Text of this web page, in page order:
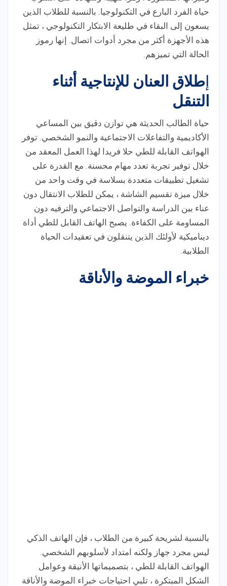
حياة الفرد البارع في التكنولوجيا. بالنسبة للطلاب الذين
يسعون إلى البقاء في طليعة الابتكار التكنولوجي ، تمثل
هذه الأجهزة أكثر من مجرد أدوات اتصال. إنها رموز
الحالة التي تميزهم.
إطلاق العنان للإنتاجية أثناء
التنقل
حياة الطالب الحديثة هي توازن دقيق بين المساعي
الأكاديمية والتفاعلات الاجتماعية والنمو الشخصي. توفر
الهواتف القابلة للطي حلا فريدا لهذا العمل المعقد من
خلال توفير تجربة تعدد مهام محسنة. مع القدرة على
تشغيل تطبيقات متعددة بسلاسة في وقت واحد من
خلال ميزة تقسيم الشاشة ، يمكن للطلاب الانتقال دون
عناء بين الدراسة والتواصل الاجتماعي والترفيه دون
المساومة على الكفاءة. يصبح الهاتف القابل للطي أداة
ديناميكية لأولئك الذين يتنقلون في تعقيدات الحياة
الطلابية.
خبراء الموضة والأناقة
بالنسبة لشريحة كبيرة من الطلاب ، فإن الهاتف الذكي
ليس مجرد جهاز ولكنه امتداد لأسلوبهم الشخصي.
الهواتف القابلة للطي ، بتصميماتها الأنيقة وعوامل
الشكل المبتكرة ، تلبي احتياجات خبراء الموضة والأناقة